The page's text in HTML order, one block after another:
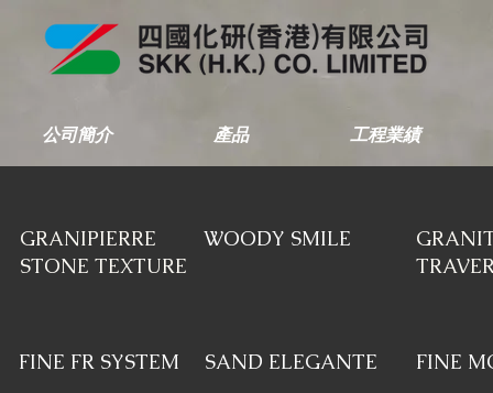
公司簡介 產品 工程業績
GRANIPIERRE
STONE TEXTURE
WOODY SMILE
FINE FR SYSTEM SAND ELEGANTE FINE